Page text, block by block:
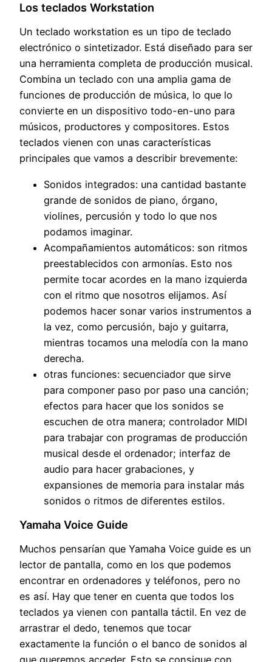
Los teclados Workstation
Un teclado workstation es un tipo de teclado
electrónico o sintetizador. Está diseñado para ser
una herramienta completa de producción musical.
Combina un teclado con una amplia gama de
funciones de producción de música, lo que lo
convierte en un dispositivo todo-en-uno para
músicos, productores y compositores. Estos
teclados vienen con unas características
principales que vamos a describir brevemente:
Sonidos integrados: una cantidad bastante
grande de sonidos de piano, órgano,
violines, percusión y todo lo que nos
podamos imaginar.
Acompañamientos automáticos: son ritmos
preestablecidos con armonías. Esto nos
permite tocar acordes en la mano izquierda
con el ritmo que nosotros elijamos. Así
podemos hacer sonar varios instrumentos a
la vez, como percusión, bajo y guitarra,
mientras tocamos una melodía con la mano
derecha.
otras funciones: secuenciador que sirve
para componer paso por paso una canción;
efectos para hacer que los sonidos se
escuchen de otra manera; controlador MIDI
para trabajar con programas de producción
musical desde el ordenador; interfaz de
audio para hacer grabaciones, y
expansiones de memoria para instalar más
sonidos o ritmos de diferentes estilos.
Yamaha Voice Guide
Muchos pensarían que Yamaha Voice guide es un
lector de pantalla, como en los que podemos
encontrar en ordenadores y teléfonos, pero no
es así. Hay que tener en cuenta que todos los
teclados ya vienen con pantalla táctil. En vez de
arrastrar el dedo, tenemos que tocar
exactamente la función o el banco de sonidos al